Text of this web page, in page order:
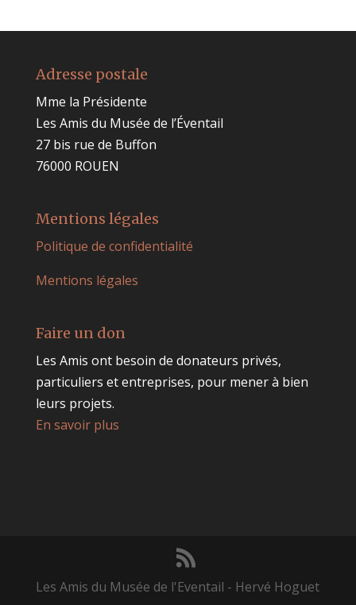
Adresse postale
Mme la Présidente
Les Amis du Musée de l’Éventail
27 bis rue de Buffon
76000 ROUEN
Mentions légales
Politique de confidentialité
Mentions légales
Faire un don
Les Amis ont besoin de donateurs privés,
particuliers et entreprises, pour mener à bien
leurs projets.
En savoir plus
Les Amis du Musée de l'Eventail - Hervé Hoguet